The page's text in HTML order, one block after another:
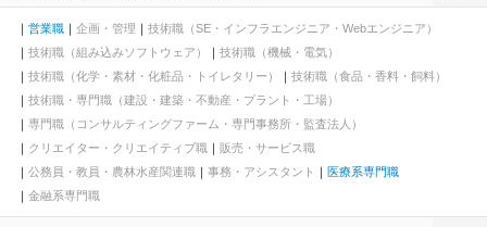
営業職 企画・管理
技術職（SE・インフラエンジニア・Webエンジニア）
技術職（組み込みソフトウェア）
技術職（機械・電気）
技術職（化学・素材・化粧品・トイレタリー）
技術職（食品・香料・飼料）
技術職・専門職（建設・建築・不動産・プラント・工場）
専門職（コンサルティングファーム・専門事務所・監査法人）
クリエイター・クリエイティブ職
販売・サービス職
公務員・教員・農林水産関連職
事務・アシスタント
医療系専門職
金融系専門職